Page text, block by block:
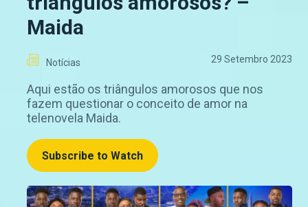
Maida
Notícias 29 Setembro 2023
Aqui estão os triângulos amorosos que nos
fazem questionar o conceito de amor na
telenovela Maida.
Subscribe to Watch